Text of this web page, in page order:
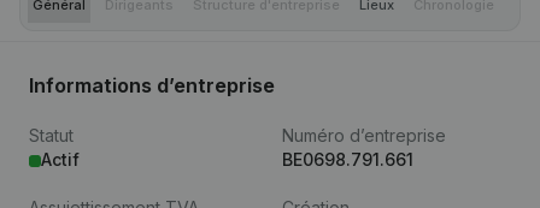
Général Dirigeants Structure d'entreprise Lieux Chronologie
Informations d’entreprise
Statut
Actif
Numéro d’entreprise
BE0698.791.661